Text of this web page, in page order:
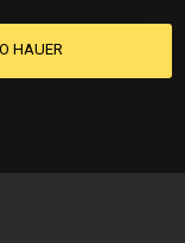
HAUER